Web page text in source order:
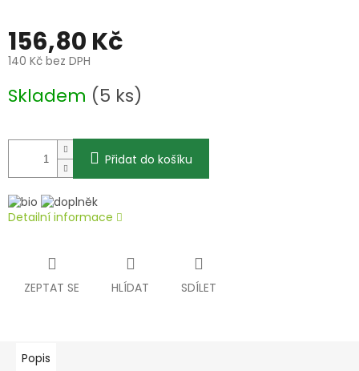
156,80 Kč
140 Kč bez DPH
cena:
Skladem (5 ks)
Přidat do košíku
Detailní informace
ZEPTAT SE HLÍDAT SDÍLET
Popis